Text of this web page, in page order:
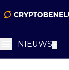
NIEUWS